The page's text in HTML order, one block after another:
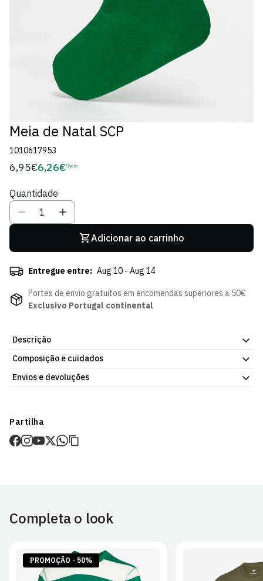
Meia de Natal SCP
1010617953
Preço
6,95€Preço
Sócio
6,26€ Sócio
Quantidade
Adicionar ao carrinho
Entregue entre: Aug 10 - Aug 14
Portes de envio gratuitos em encomendas superiores a 50€
Exclusivo Portugal continental
Descrição
A Meia de Natal do Sporting CP é o acessório festivo que não
pode faltar na época natalícia de qualquer adepto leão. Com o
design oficial do clube para pendurar na lareira ou usar como
Composição e cuidados
Envios e devoluções
Prazo estimado de entrega varia consoante o destino e método
de envio.
Artigos personalizados não podem ser devolvidos.
de EnvioeDevoluções
Partilha
Completa o look
PROMOÇÃO - 50%